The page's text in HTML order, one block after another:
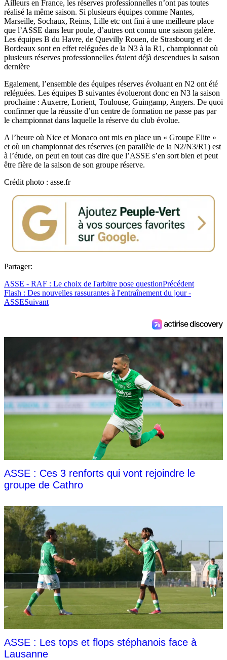
Ailleurs en France, les réserves professionnelles n’ont pas toutes
réalisé la même saison. Si plusieurs équipes comme Nantes,
Marseille, Sochaux, Reims, Lille etc ont fini à une meilleure place
que l’ASSE dans leur poule, d’autres ont connu une saison galère.
Les équipes B du Havre, de Quevilly Rouen, de Strasbourg et de
Bordeaux sont en effet reléguées de la N3 à la R1, championnat où
plusieurs réserves professionnelles étaient déjà descendues la saison
dernière
Egalement, l’ensemble des équipes réserves évoluant en N2 ont été
reléguées. Les équipes B suivantes évolueront donc en N3 la saison
prochaine : Auxerre, Lorient, Toulouse, Guingamp, Angers. De quoi
confirmer que la réussite d’un centre de formation ne passe pas par
le championnat dans laquelle la réserve du club évolue.
A l’heure où Nice et Monaco ont mis en place un « Groupe Elite »
et où un championnat des réserves (en parallèle de la N2/N3/R1) est
à l’étude, on peut en tout cas dire que l’ASSE s’en sort bien et peut
être fière de la saison de son groupe réserve.
Crédit photo : asse.fr
Partager:
ASSE - RAF : Le choix de l'arbitre pose questionPrécédent
Flash : Des nouvelles rassurantes à l'entraînement du jour -
ASSESuivant
ASSE : Ces 3 renforts qui vont rejoindre le
groupe de Cathro
ASSE : Les tops et flops stéphanois face à
Lausanne